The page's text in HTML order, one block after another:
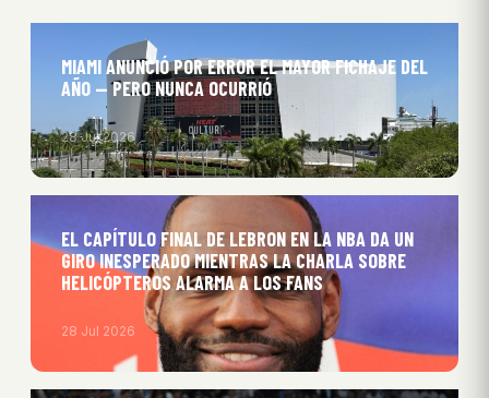
MIAMI ANUNCIÓ POR ERROR EL MAYOR FICHAJE DEL
AÑO — PERO NUNCA OCURRIÓ
28 Jul 2026
EL CAPÍTULO FINAL DE LEBRON EN LA NBA DA UN
GIRO INESPERADO MIENTRAS LA CHARLA SOBRE
HELICÓPTEROS ALARMA A LOS FANS
28 Jul 2026